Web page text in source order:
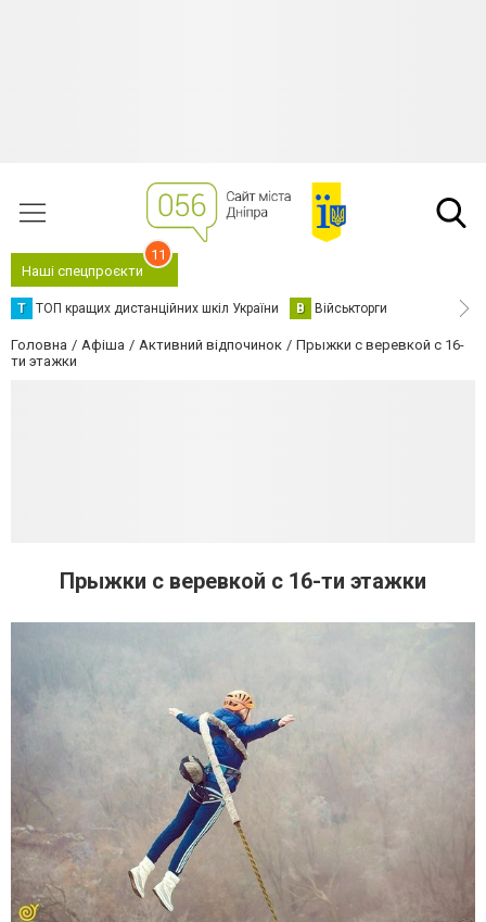
Наші спецпроєкти
11
Т ТОП кращих дистанційних шкіл України В Військторги
Головна Афіша Активний відпочинок
Прыжки с веревкой с 16-
ти этажки
Прыжки с веревкой с 16-ти этажки